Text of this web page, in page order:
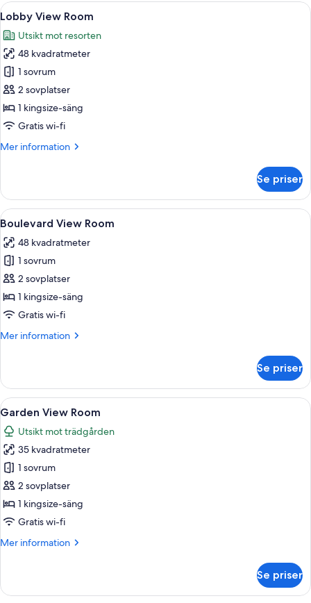
Öppna
alla
foton
för
Lobby
View
Room
Ett modernt vardagsrum med en
10
Lobby View Room
Utsikt mot resorten
48 kvadratmeter
1 sovrum
2 sovplatser
1 kingsize-säng
Gratis wi-fi
Mer information
Mer
View
Room
Se priser
Öppna
alla
foton
för
Boulevard
View
Room
Ett modernt vardagsrum med en
15
Boulevard View Room
48 kvadratmeter
1 sovrum
2 sovplatser
1 kingsize-säng
Gratis wi-fi
Mer information
Mer
View
Room
Se priser
Öppna
alla
foton
för
Garden
View
Room
Ett modernt rum med en skjutdörr i
16
Garden View Room
Utsikt mot trädgården
35 kvadratmeter
1 sovrum
2 sovplatser
1 kingsize-säng
Gratis wi-fi
Mer information
Mer
View
Se priser